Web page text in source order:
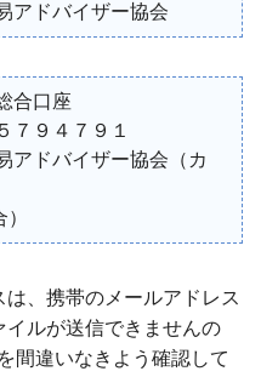
アドバイザー協会
合口座
７９４７９１
アドバイザー協会（カ
、携帯のメールアドレス
ルが送信できませんの
間違いなきよう確認して